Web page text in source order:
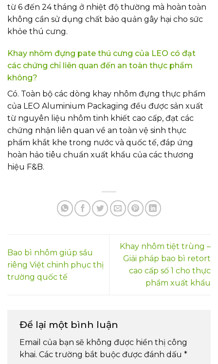
từ 6 đến 24 tháng ở nhiệt độ thường mà hoàn toàn
không cần sử dụng chất bảo quản gây hại cho sức
khỏe thú cưng.
Khay nhôm đựng pate thú cưng của LEO có đạt
các chứng chỉ liên quan đến an toàn thực phẩm
không?
Có. Toàn bộ các dòng khay nhôm đựng thực phẩm
của LEO Aluminium Packaging đều được sản xuất
từ nguyên liệu nhôm tinh khiết cao cấp, đạt các
chứng nhận liên quan về an toàn vệ sinh thực
phẩm khắt khe trong nước và quốc tế, đáp ứng
hoàn hảo tiêu chuẩn xuất khẩu của các thương
hiệu F&B.
Bao bì nhôm giúp sầu
riêng Việt chinh phục thị
trường quốc tế
Khay nhôm tiệt trùng –
Giải pháp bao bì retort
cao cấp số 1 cho thực
phẩm xuất khẩu
Để lại một bình luận
Email của bạn sẽ không được hiển thị công
khai. Các trường bắt buộc được đánh dấu *